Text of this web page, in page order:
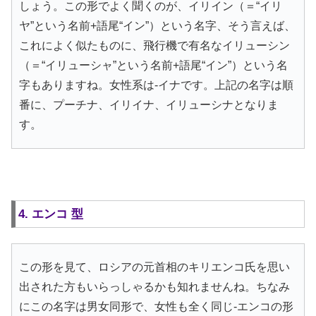
しょう。この形でよく聞くのが、イリイン（＝“イリ
ヤ”という名前+語尾“イン”）という名字、そう言えば、
これによく似たものに、飛行機で有名なイリューシン
（＝“イリューシャ”という名前+語尾“イン”）という名
字もありますね。女性系は-イナです。上記の名字は順
番に、プーチナ、イリイナ、イリューシナとなりま
す。
4. エンコ 型
この形を見て、ロシアの元首相のキリエンコ氏を思い
出された方もいらっしゃるかも知れませんね。ちなみ
にこの名字は男女同形で、女性も全く同じ-エンコの形